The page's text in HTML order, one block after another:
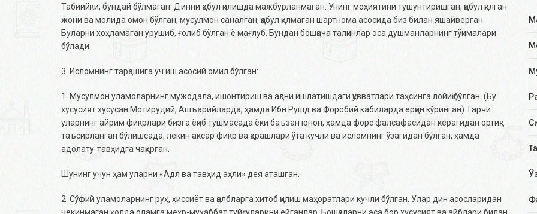
Табиийки, бундай бўлмаган. Динни қабул қилишда мажбурланмаган. Унинг моҳиятини тушунтиришган, қабул қилган
жони ва молида омон бўлган, мусулмон саналган, қабул қилмаган шартнома асосида биз билан яшайверган.
Буларни хоҳламаган урушиб, ғолиб бўлган ё мағлуб. Бундан бошқача талқинлар эса душманларнинг тўқималари
бўлади.
3. Исломнинг тарқашига уч иш асосий омил бўлган:
1. Мусулмон уламоларнинг мужодала, ишонтириш ва ақлни ишлатишдаги қувватлари таҳсинга лойиқ бўлган. (Бу
хусусият хусусан Мотирудий, Ашъарийларда, ҳамда Ибн Рушд ва Форобий кабиларда ёрқин кўринган). Гарчи
уларнинг айрим фикрлари бизга ёқиб тушмасада ёки баъзан юнон, ҳамда форс фалсафасидан керагидан ортиқ
таъсирланган бўлишсада, лекин аксар фикр ва қарашлари ўта кучли ва исломнинг ўзагидан бўлган, ҳамда
адолату-тавҳидга чақирган.
Шунинг учун ҳам уларни «Адл ва тавҳид аҳли» дея аташган.
2. Сўфий уламоларнинг руҳ, ҳиссиёт ва қалбларга хитоб қилиш маҳоратлари кучли бўлган. Улар дин асосларидан